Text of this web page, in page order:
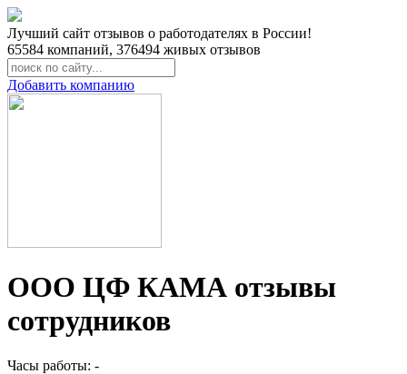
Лучший сайт отзывов о работодателях в России!
65584 компаний, 376494 живых отзывов
Добавить компанию
ООО ЦФ КАМА отзывы
сотрудников
Часы работы: -